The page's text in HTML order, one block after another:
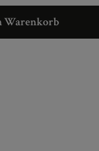
Warenkorb